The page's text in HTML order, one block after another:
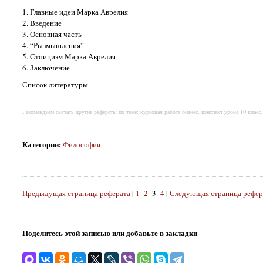
1. Главные идеи Марка Аврелия
2. Введение
3. Основная часть
4. “Рызмышления”
5. Стоицизм Марка Аврелия
6. Заключение
Список литературы
Рекомендуем скачать другие рефераты по теме: курсовая работа бизнес, конспект урока 10 класс.
Категории:Философия
Предыдущая страница реферата| 1 2 3 4| Следующая страница
Поделитесь этой записью или добавьте в закладки